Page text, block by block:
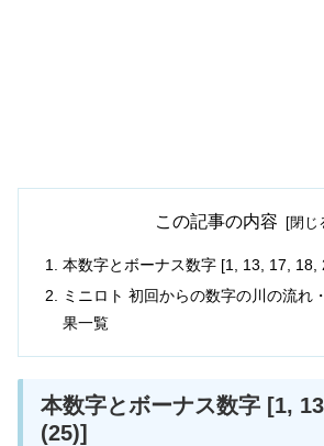
この記事の内容
本数字とボーナス数字 [1, 13, 17, 18,
ミニロト 初回からの数字の川の流れ
果一覧
本数字とボーナス数字 [1,
(25)]